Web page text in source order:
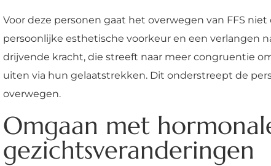
Voor deze personen gaat het overwegen van FFS
persoonlijke esthetische voorkeur en een verlangen
drijvende kracht, die streeft naar meer congruentie
uiten via hun gelaatstrekken. Dit onderstreept de
overwegen.
Omgaan met
gezichtsveranderingen